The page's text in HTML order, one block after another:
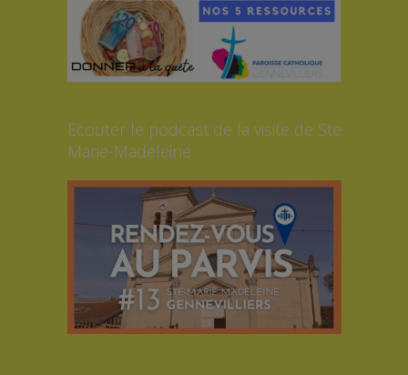
Ecouter le podcast de la visite de Ste
Marie-Madeleine